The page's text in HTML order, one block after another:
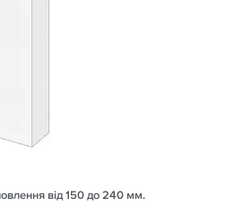
від 150 до 240 мм.